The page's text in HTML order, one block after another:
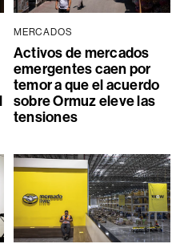
MERCADOS
Activos de mercados
emergentes caen por
temor a que el acuerdo
sobre Ormuz eleve las
tensiones